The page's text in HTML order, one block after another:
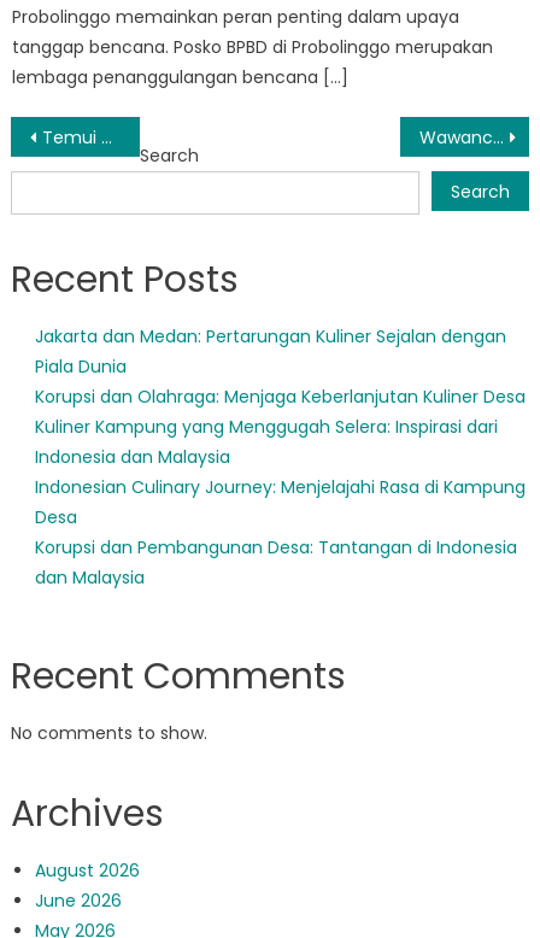
Probolinggo memainkan peran penting dalam upaya
tanggap bencana. Posko BPBD di Probolinggo merupakan
lembaga penanggulangan bencana […]
Post
navigation
Temui Pahlawan Tanpa Tanda Jasa BPBD Pakuniran: Melindungi Nyawa dan Harta Benda Wawancara dengan Direktur BPBD Dringu: Strategi Penanggulangan Bencana yang Efektif
Search
Search
Recent Posts
Jakarta dan Medan: Pertarungan Kuliner Sejalan dengan
Piala Dunia
Korupsi dan Olahraga: Menjaga Keberlanjutan Kuliner Desa
Kuliner Kampung yang Menggugah Selera: Inspirasi dari
Indonesia dan Malaysia
Indonesian Culinary Journey: Menjelajahi Rasa di Kampung
Desa
Korupsi dan Pembangunan Desa: Tantangan di Indonesia
dan Malaysia
Recent Comments
No comments to show.
Archives
August 2026
June 2026
May 2026